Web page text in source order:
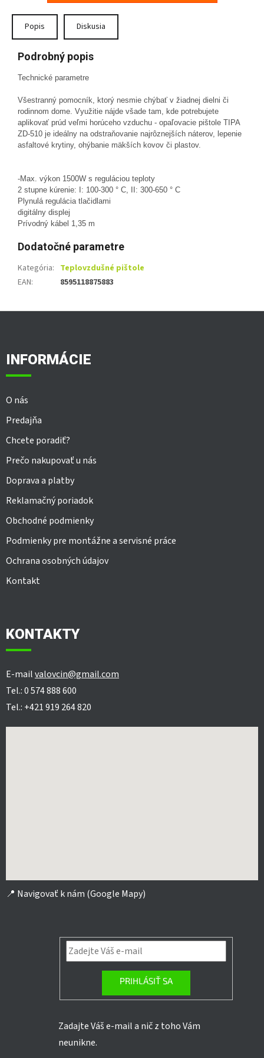
Popis Diskusia
Podrobný popis
Technické parametre
Všestranný pomocník, ktorý nesmie chýbať v žiadnej dielni či
rodinnom dome. Využitie nájde všade tam, kde potrebujete
aplikovať prúd veľmi horúceho vzduchu - opaľovacie pištole TIPA
ZD-510 je ideálny na odstraňovanie najrôznejších náterov, lepenie
asfaltové krytiny, ohýbanie mäkších kovov či plastov.
-Max. výkon 1500W s reguláciou teploty
2 stupne kúrenie: I: 100-300 ° C, II: 300-650 ° C
Plynulá regulácia tlačidlami
digitálny displej
Prívodný kábel 1,35 m
Dodatočné parametre
Kategória: Teplovzdušné pištole
EAN: 8595118875883
INFORMÁCIE
O nás
Predajňa
Chcete poradiť?
Prečo nakupovať u nás
Doprava a platby
Reklamačný poriadok
Obchodné podmienky
Podmienky pre montážne a servisné práce
Ochrana osobných údajov
Kontakt
KONTAKTY
E-mailvalovcin@gmail.com
Tel.: 0 574 888 600
Tel.: +421 919 264 820
📍 Navigovať k nám (Google Mapy)
PRIHLÁSIŤ SA
Zadajte Váš e-mail a nič z toho Vám
neunikne.